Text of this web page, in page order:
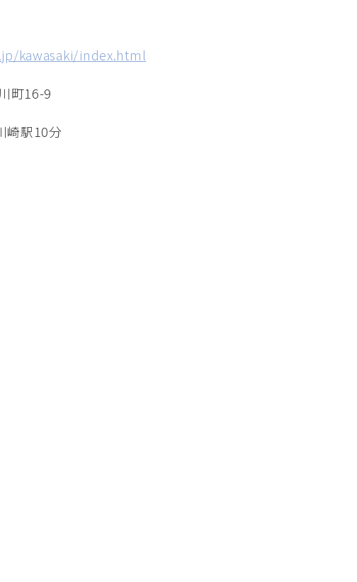
kawasaki/index.html
町16-9
崎駅10分